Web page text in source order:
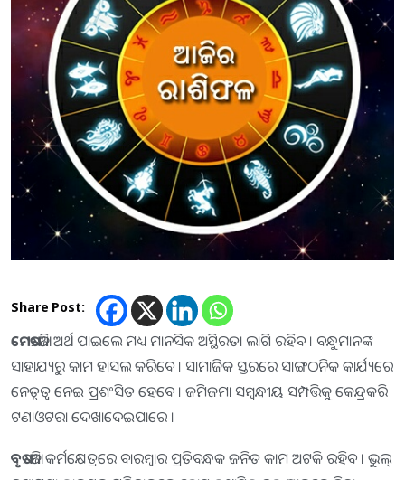
Share Post:
ମେଷ:-ଆଜି ଅର୍ଥ ପାଇଲେ ମଧ୍ୟ ମାନସିକ ଅସ୍ଥିରତା ଲାଗି ରହିବ । ବନ୍ଧୁମାନଙ୍କ
ସାହାଯ୍ୟରୁ କାମ ହାସଲ କରିବେ । ସାମାଜିକ ସ୍ତରରେ ସାଙ୍ଗଠନିକ କାର୍ଯ୍ୟରେ
ନେତୃତ୍ୱ ନେଇ ପ୍ରଶଂସିତ ହେବେ । ଜମିଜମା ସମ୍ବନ୍ଧୀୟ ସମ୍ପତ୍ତିକୁ କେନ୍ଦ୍ରକରି
ଟଣାଓଟରା ଦେଖାଦେଇପାରେ ।
ବୃଷ:-ଆଜି କର୍ମକ୍ଷେତ୍ରରେ ବାରମ୍ବାର ପ୍ରତିବନ୍ଧକ ଜନିତ କାମ ଅଟକି ରହିବ । ଭୁଲ୍‌